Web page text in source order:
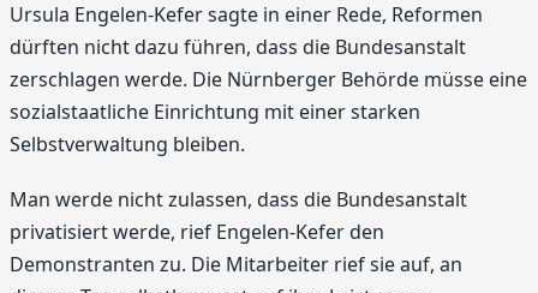
Ursula Engelen-Kefer sagte in einer Rede, Reformen
dürften nicht dazu führen, dass die Bundesanstalt
zerschlagen werde. Die Nürnberger Behörde müsse eine
sozialstaatliche Einrichtung mit einer starken
Selbstverwaltung bleiben.
Man werde nicht zulassen, dass die Bundesanstalt
privatisiert werde, rief Engelen-Kefer den
Demonstranten zu. Die Mitarbeiter rief sie auf, an